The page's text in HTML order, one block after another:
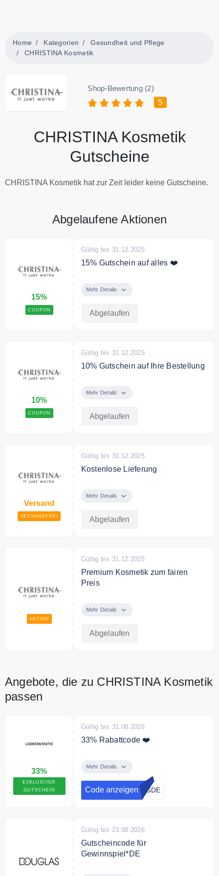
Home Kategorien
Gesundheit und Pflege
CHRISTINA Kosmetik
Shop-Bewertung (2)
5
CHRISTINA Kosmetik
Gutscheine
CHRISTINA Kosmetik hat zur Zeit leider keine Gutscheine.
Abgelaufene Aktionen
15%
COUPON
Gültig bis 31.12.2025
15% Gutschein auf alles ❤️
Rabatt auf Ihre erste Bestellung.
Einmal pro Kunde einlösbar.
Mehr Details
Abgelaufen
10%
COUPON
Gültig bis 31.12.2025
10% Gutschein auf Ihre Bestellung
Christina Kosmetik Newsletter an
Gutschein auf Ihre Bestellung.
Mehr Details
Abgelaufen
Versand
VERSANDFREI
Gültig bis 31.12.2025
Kostenlose Lieferung
Kosmetik versandkostenfrei.
Mehr Details
Abgelaufen
AKTION
Gültig bis 31.12.2025
Premium Kosmetik zum fairen
Preis
Premium Kosmetik zum fairen
Mehr Details
Abgelaufen
Angebote, die zu CHRISTINA Kosmetik
passen
33%
EXKLUSIVER
GUTSCHEIN
Gültig bis 31.08.2026
33% Rabattcode ❤️
Rabatt auf die UVP + zusätzlich
5% auf reduzierte Produkte bei
lookfantastic.de
Mehr Details
Code anzeigen NGDE
Gültig bis 23.08.2026
Gutscheincode für
Gewinnspiel*DE